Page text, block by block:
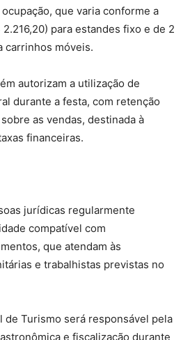
que varia conforme a
para estandes fixo e de 2
carrinhos móveis.
autorizam a utilização de
durante a festa, com retenção
as vendas, destinada à
financeiras.
jurídicas regularmente
compatível com
que atendam às
e trabalhistas previstas no
de Turismo será responsável pela
e fiscalização durante